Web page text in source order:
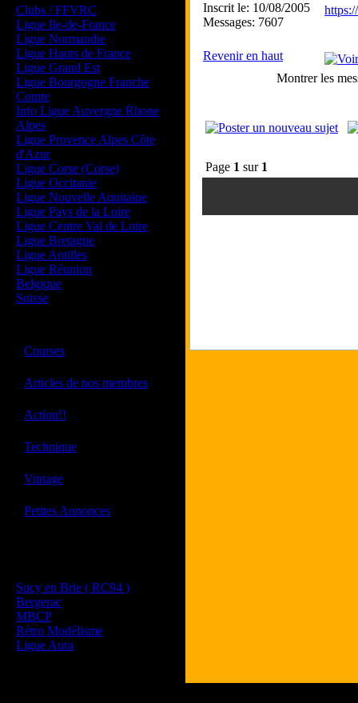
Clubs / FFVRC
Ligue Ile-de-France
Ligue Normandie
Ligue Hauts de France
Ligue Grand Est
Ligue Bourgogne Franche
Comte
Info Ligue Auvergne Rhone
Alpes
Ligue Provence Alpes Côte
d'Azur
Ligue Corse (Corse)
Ligue Occitanie
Ligue Nouvelle Aquitaine
Ligue Pays de la Loire
Ligue Centre Val de Loire
Ligue Bretagne
Ligue Antilles
Ligue Réunion
Belgique
Suisse
Courses
Articles de nos membres
Action!!
Technique
Vintage
Petites Annonces
Sucy en Brie ( RC94 )
Bergerac
MBCP
Rétro Modélisme
Ligue Aura
Inscrit le: 10/08/2005
Messages: 7607
Revenir en haut
Montrer les
Page 1 sur 1